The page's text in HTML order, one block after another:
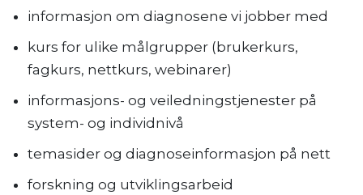
informasjon om diagnosene vi jobber med
kurs for ulike målgrupper (brukerkurs,
fagkurs, nettkurs, webinarer)
informasjons- og veiledningstjenester på
system- og individnivå
temasider og diagnoseinformasjon på nett
forskning og utviklingsarbeid